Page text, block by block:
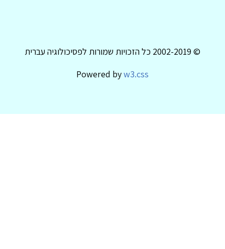
© 2002-2019 כל הזכויות שמורות לפסיכולוגיה עברית
Powered byw3.css